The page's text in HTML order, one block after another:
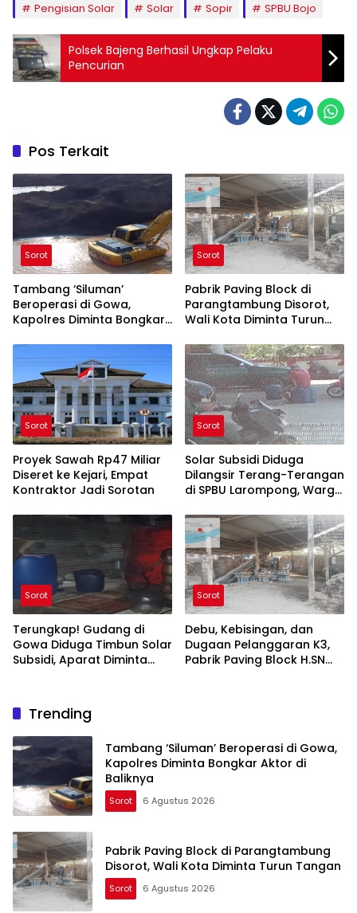
Pengisian Solar
Solar Sopir SPBU Bojo
Polsek Bajeng Berhasil Ungkap Pelaku
Pencurian
Pos Terkait
Sorot
Tambang ‘Siluman’
Beroperasi di Gowa,
Kapolres Diminta Bongkar
Sorot
Pabrik Paving Block di
Parangtambung Disorot,
Wali Kota Diminta Turun
Sorot
Proyek Sawah Rp47 Miliar
Diseret ke Kejari, Empat
Kontraktor Jadi Sorotan
Sorot
Solar Subsidi Diduga
Dilangsir Terang-Terangan
di SPBU Larompong, Warga
Sorot
Terungkap! Gudang di
Gowa Diduga Timbun Solar
Subsidi, Aparat Diminta
Sorot
Debu, Kebisingan, dan
Dugaan Pelanggaran K3,
Pabrik Paving Block H.SN
Trending
Tambang ‘Siluman’ Beroperasi di Gowa,
Kapolres Diminta Bongkar Aktor di
Baliknya
Sorot 6 Agustus 2026
Pabrik Paving Block di Parangtambung
Disorot, Wali Kota Diminta Turun Tangan
Sorot 6 Agustus 2026